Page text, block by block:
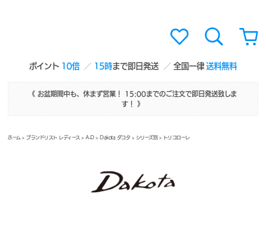
ポイント 10倍 15時まで即日発送 全国一律送料無料
《 お盆期間中も、休まず営業！ 15:00までのご注文で即日発送致しま
す！ 》
ホーム >ブランドリスト レディース >A-D> Dakota ダコタ > シリーズ別 > トリコローレ